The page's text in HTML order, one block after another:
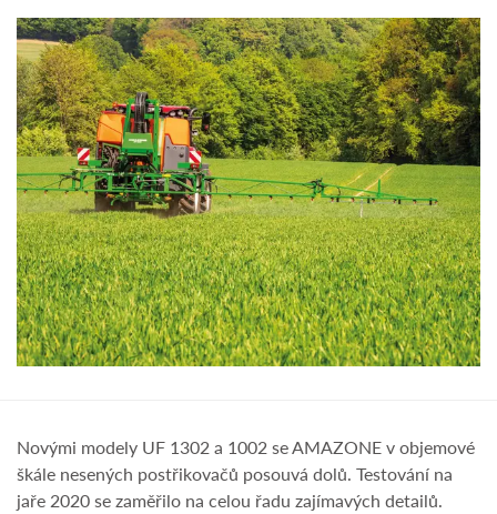
Novými modely UF 1302 a 1002 se AMAZONE v objemové
škále nesených postřikovačů posouvá dolů. Testování na
jaře 2020 se zaměřilo na celou řadu zajímavých detailů.